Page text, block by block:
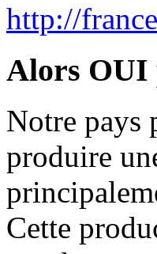
http://
Alors OUI
Notre pays
produire
Cette